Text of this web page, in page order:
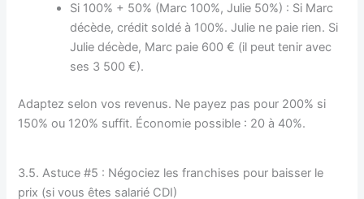
Si 100% + 50% (Marc 100%, Julie 50%) : Si Marc
décède, crédit soldé à 100%. Julie ne paie rien. Si
Julie décède, Marc paie 600 € (il peut tenir avec
ses 3 500 €).
Adaptez selon vos revenus. Ne payez pas pour 200% si
150% ou 120% suffit. Économie possible : 20 à 40%.
3.5. Astuce #5 : Négociez les franchises pour baisser le
prix (si vous êtes salarié CDI)